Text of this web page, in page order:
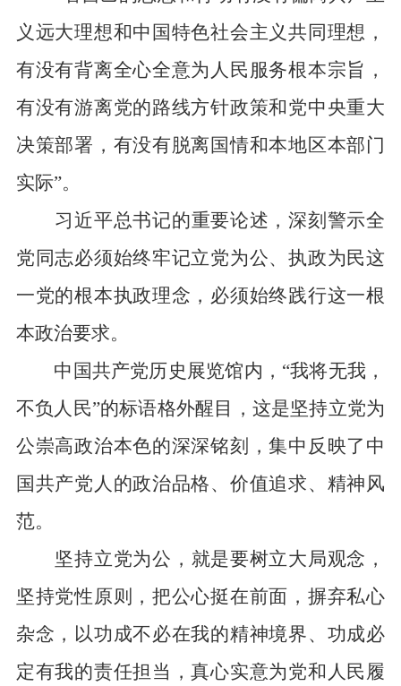
义远大理想和中国特色社会主义共同理想，
有没有背离全心全意为人民服务根本宗旨，
有没有游离党的路线方针政策和党中央重大
决策部署，有没有脱离国情和本地区本部门
实际”。
习近平总书记的重要论述，深刻警示全
党同志必须始终牢记立党为公、执政为民这
一党的根本执政理念，必须始终践行这一根
本政治要求。
中国共产党历史展览馆内，“我将无我，
不负人民”的标语格外醒目，这是坚持立党为
公崇高政治本色的深深铭刻，集中反映了中
国共产党人的政治品格、价值追求、精神风
范。
坚持立党为公，就是要树立大局观念，
坚持党性原则，把公心挺在前面，摒弃私心
杂念，以功成不必在我的精神境界、功成必
定有我的责任担当，真心实意为党和人民履